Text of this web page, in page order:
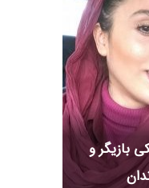
بازیگر و